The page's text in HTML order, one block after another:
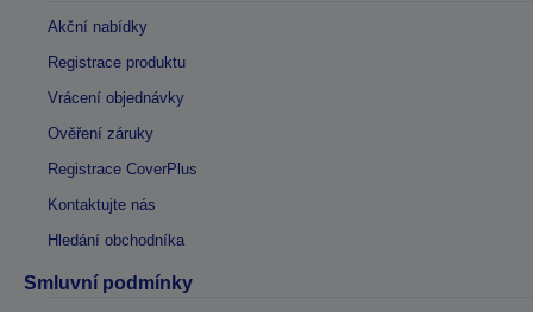
Akční nabídky
Registrace produktu
Vrácení objednávky
Ověření záruky
Registrace CoverPlus
Kontaktujte nás
Hledání obchodníka
Smluvní podmínky